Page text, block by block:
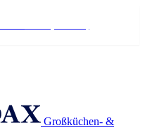
Großküchen- &